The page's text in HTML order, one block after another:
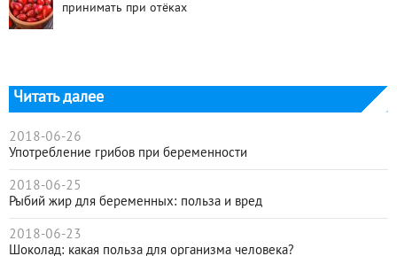
принимать при отёках
Читать далее
2018-06-26
Употребление грибов при беременности
2018-06-25
Рыбий жир для беременных: польза и вред
2018-06-23
Шоколад: какая польза для организма человека?